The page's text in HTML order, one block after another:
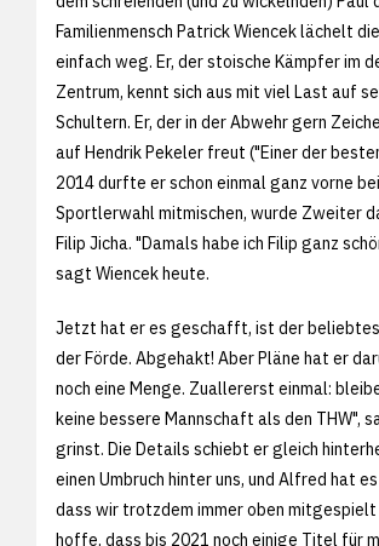
Familienmensch Patrick Wiencek lächelt
einfach weg. Er, der stoische Kämpfer im
Zentrum, kennt sich aus mit viel Last auf
Schultern. Er, der in der Abwehr gern
auf Hendrik Pekeler freut ("Einer der
2014 durfte er schon einmal ganz vorne
Sportlerwahl mitmischen, wurde Zweiter
Filip Jicha. "Damals habe ich Filip ganz
sagt Wiencek heute.
Jetzt hat er es geschafft, ist der
der Förde. Abgehakt! Aber Pläne hat er
noch eine Menge. Zuallererst einmal:
keine bessere Mannschaft als den THW",
grinst. Die Details schiebt er gleich
einen Umbruch hinter uns, und Alfred hat
dass wir trotzdem immer oben mitgespielt
hoffe, dass bis 2021 noch einige Titel für